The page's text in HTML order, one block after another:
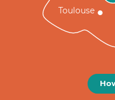
Toulouse